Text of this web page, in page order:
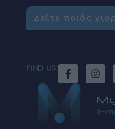
Δείτε ποιός
FIND US: